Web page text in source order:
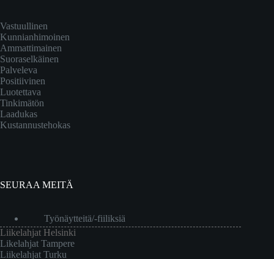
Vastuullinen
Kunnianhimoinen
Ammattimainen
Suoraselkäinen
Palveleva
Positiivinen
Luotettava
Tinkimätön
Laadukas
Kustannustehokas
SEURAA MEITÄ
Työnäytteitä/-fiiliksiä
Liikelahjat Helsinki
Likelahjat Tampere
Liikelahjat Turku